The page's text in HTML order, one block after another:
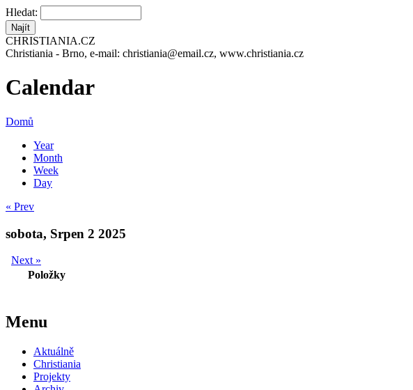
Hledat:
CHRISTIANIA.CZ
Christiania - Brno, e-mail: christiania@email.cz, www.christiania.cz
Calendar
Domů
Year
Month
Week
Day
« Prev
sobota, Srpen 2 2025
Next »
Položky
Menu
Aktuálně
Christiania
Projekty